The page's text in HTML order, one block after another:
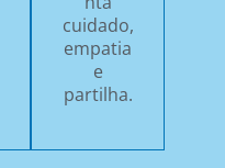
cuidado,
empatia
e
partilha.